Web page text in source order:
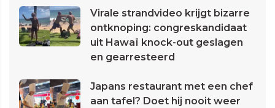
Virale strandvideo krijgt bizarre
ontknoping: congreskandidaat
uit Hawaï knock-out geslagen
en gearresteerd
Japans restaurant met een chef
aan tafel? Doet hij nooit weer